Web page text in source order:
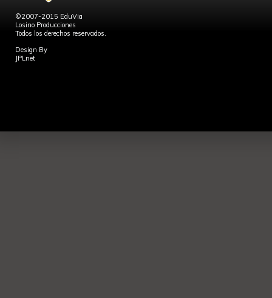
©2007-2015 EduVia
Losino Producciones
Todos los derechos reservados.
Design By
JPLnet